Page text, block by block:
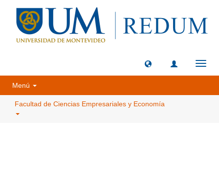
Menú
Facultad de Ciencias Empresariales y Economía